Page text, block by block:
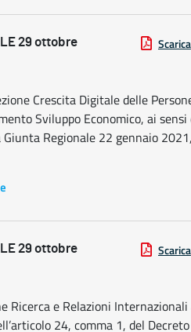
29 ottobre
Scarica
Crescita Digitale delle
Sviluppo Economico, ai sensi
Regionale 22 gennaio
29 ottobre
Scarica
Ricerca e Relazioni
24, comma 1, del